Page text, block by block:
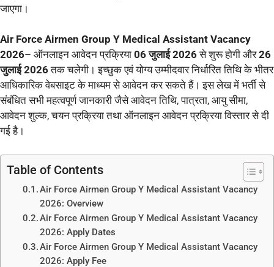
जाएगा।
Air Force Airmen Group Y Medical Assistant Vacancy
2026– ऑनलाइन आवेदन प्रक्रिया 06 जुलाई 2026से शुरू होगी और26
जुलाई 2026तक चलेगी। इच्छुक एवं योग्य उम्मीदवार निर्धारित तिथि के भीतर
आधिकारिक वेबसाइट के माध्यम से आवेदन कर सकते हैं। इस लेख में भर्ती से
संबंधित सभी महत्वपूर्ण जानकारी जैसे आवेदन तिथि, पात्रता, आयु सीमा,
आवेदन शुल्क, चयन प्रक्रिया तथा ऑनलाइन आवेदन प्रक्रिया विस्तार से दी
गई है।
Table of Contents
Air Force Airmen Group Y Medical Assistant Vacancy
2026: Overview
Air Force Airmen Group Y Medical Assistant Vacancy
2026: Apply Dates
Air Force Airmen Group Y Medical Assistant Vacancy
2026: Apply Fee